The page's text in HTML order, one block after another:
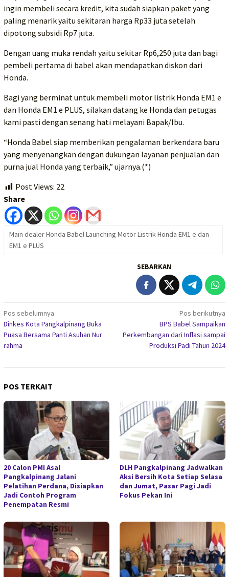
ingin membeli secara kredit, kita sudah siapkan paket yang
paling menarik yaitu sekitaran harga Rp33 juta setelah
dipotong subsidi Rp7 juta.
Dengan uang muka rendah yaitu sekitar Rp6,250 juta dan bagi
pembeli pertama di babel akan mendapatkan diskon dari
Honda.
Bagi yang berminat untuk membeli motor listrik Honda EM1 e
dan Honda EM1 e PLUS, silakan datang ke Honda dan petugas
kami pasti dengan senang hati melayani Bapak/Ibu.
“Honda Babel siap memberikan pengalaman berkendara baru
yang menyenangkan dengan dukungan layanan penjualan dan
purna jual Honda yang terbaik,” ujarnya.(*)
Post Views: 22
Share
Main dealer Honda Babel Launching Motor Listrik Honda EM1 e dan
EM1 e PLUS
SEBARKAN
Navigasi
pos
Pos sebelumnya
Dinkes Kota Pangkalpinang Buka
Puasa Bersama Panti Asuhan Nur
rahma
Pos berikutnya
BPS Babel Sampaikan
Perkembangan dari Inflasi sampai
Produksi Padi Tahun 2024
POS TERKAIT
20 Calon PMI Asal
Pangkalpinang Jalani
Pelatihan Perdana, Disiapkan
Jadi Contoh Program
Penempatan Resmi
DLH Pangkalpinang Jadwalkan
Aksi Bersih Kota Setiap Selasa
dan Jumat, Pasar Pagi Jadi
Fokus Pekan Ini